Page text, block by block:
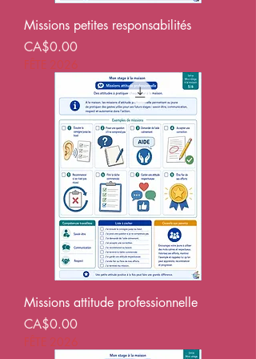
Missions petites responsabilités
Price
CA$0.00
FÊTE 2026
Missions attitude professionnelle
Price
CA$0.00
FÊTE 2026